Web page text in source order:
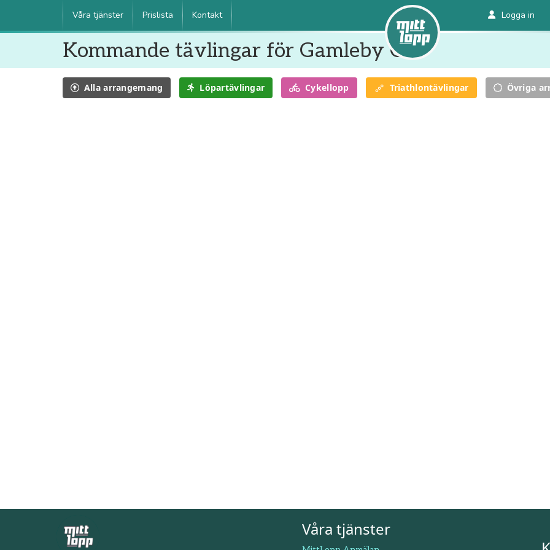
Våra tjänster Prislista Kontakt Logga in
Kommande tävlingar för Gamleby OK
Alla arrangemang Löpartävlingar Cykellopp Triathlontävlingar Övriga
Våra tjänster